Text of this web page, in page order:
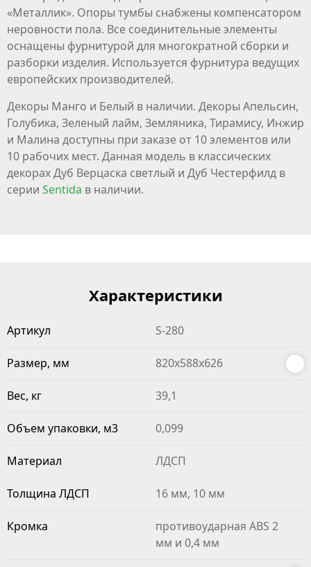
«Металлик». Опоры тумбы снабжены компенсатором
неровности пола. Все соединительные элементы
оснащены фурнитурой для многократной сборки и
разборки изделия. Используется фурнитура ведущих
европейских производителей.
Декоры Манго и Белый в наличии. Декоры Апельсин,
Голубика, Зеленый лайм, Земляника, Тирамису, Инжир
и Малина доступны при заказе от 10 элементов или
10 рабочих мест. Данная модель в классических
декорах Дуб Верцаска светлый и Дуб Честерфилд в
серии Sentida в наличии.
Характеристики
Артикул S-280
Размер, мм 820x588x626
Вес, кг 39,1
Объем упаковки, м3 0,099
Материал ЛДСП
Толщина ЛДСП 16 мм, 10 мм
Кромка
противоударная ABS 2
мм и 0,4 мм